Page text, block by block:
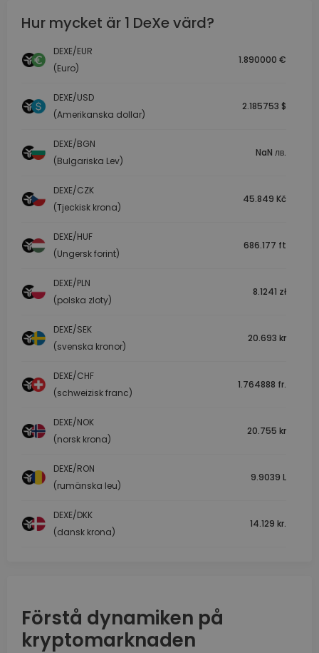
Hur mycket är 1 DeXe värd?
DEXE/EUR
(Euro)
1.890000 €
DEXE/USD
(Amerikanska dollar)
2.185753 $
DEXE/BGN
(Bulgariska Lev)
NaN лв.
DEXE/CZK
(Tjeckisk krona)
45.849 Kč
DEXE/HUF
(Ungersk forint)
686.177 ft
DEXE/PLN
(polska zloty)
8.1241 zł
DEXE/SEK
(svenska kronor)
20.693 kr
DEXE/CHF
(schweizisk franc)
1.764888 fr.
DEXE/NOK
(norsk krona)
20.755 kr
DEXE/RON
(rumänska leu)
9.9039 L
DEXE/DKK
(dansk krona)
14.129 kr.
Förstå dynamiken på
kryptomarknaden